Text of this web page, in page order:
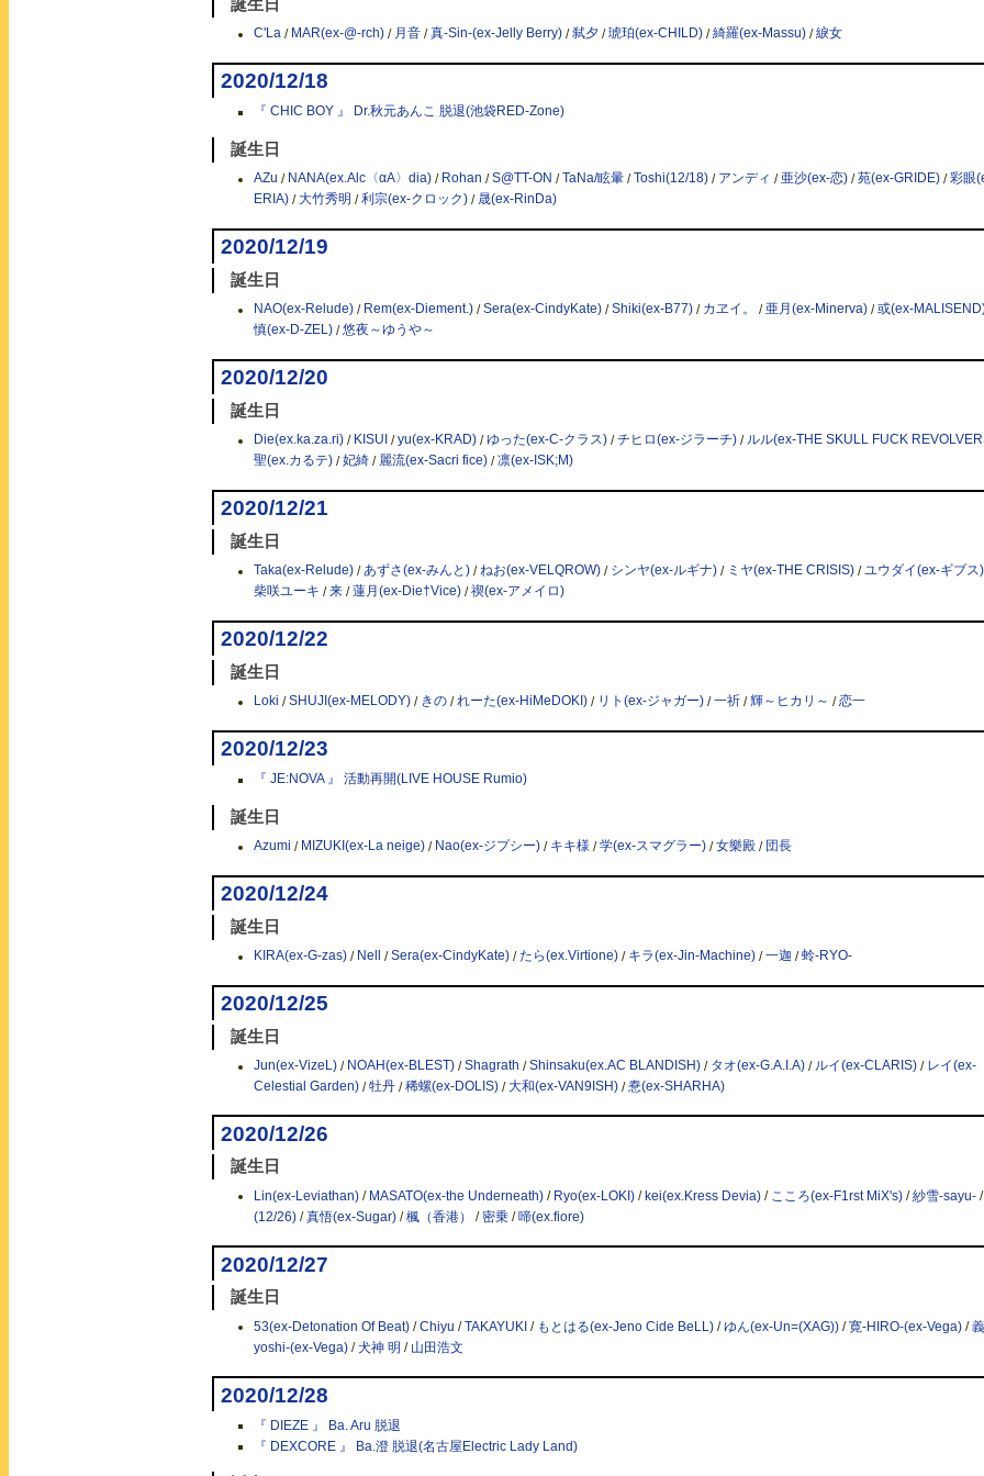
誕生日
C'La / MAR(ex-@-rch) / 月音 /真-Sin-(ex-Jelly Berry) /弑夕 /琥珀(ex-CHILD) /綺羅(ex-Massu) /綟女
2020/12/18
『 CHIC BOY 』 Dr.秋元あんこ 脱退(池袋RED-Zone)
誕生日
AZu / NANA(ex.Alc〈αA〉dia) / Rohan /S@TT-ON /TaNa/眩暈 /Toshi(12/18) / アンディ / 亜沙(ex-恋) /苑(ex-GRIDE) /彩眼
ERIA) /大竹秀明 /利宗(ex-クロック) / 晟(ex-RinDa)
2020/12/19
誕生日
NAO(ex-Relude) / Rem(ex-Diement.) /Sera(ex-CindyKate) /Shiki(ex-B77) / カヱイ。 / 亜月(ex-Minerva) /或(ex-
慎(ex-D-ZEL) /悠夜～ゆうや～
2020/12/20
誕生日
Die(ex.ka.za.ri) / KISUI /yu(ex-KRAD) /ゆった(ex-C-クラス) /チヒロ(ex-ジラーチ) / ルル(ex-THE SKULL FUCK
聖(ex.カるテ) /妃綺 / 麗流(ex-Sacri fice) /凛(ex-ISK;M)
2020/12/21
誕生日
Taka(ex-Relude) /あずさ(ex-みんと) /ねお(ex-VELQROW) / シンヤ(ex-ルギナ) / ミヤ(ex-THE CRISIS) /ユウダイ(ex-ギブス)
柴咲ユーキ /来 /蓮月(ex-Die†Vice) /禊(ex-アメイロ)
2020/12/22
誕生日
Loki /SHUJI(ex-MELODY) / きの /れーた(ex-HiMeDOKI) / リト(ex-ジャガー) /一祈 /輝～ヒカリ～ /恋一
2020/12/23
『 JE:NOVA 』 活動再開(LIVE HOUSE Rumio)
誕生日
Azumi / MIZUKI(ex-La neige) / Nao(ex-ジプシー) / キキ様 /学(ex-スマグラー) /女樂殿 / 団長
2020/12/24
誕生日
KIRA(ex-G-zas) / Nell /Sera(ex-CindyKate) /たら(ex.Virtione) / キラ(ex-Jin-Machine) /一迦 /蛉-RYO-
2020/12/25
誕生日
Jun(ex-VizeL) / NOAH(ex-BLEST) /Shagrath /Shinsaku(ex.AC BLANDISH) / タオ(ex-G.A.I.A) / ルイ(ex-CLARIS) / レイ(ex-
Celestial Garden) /牡丹 /稀螺(ex-DOLIS) /大和(ex-VAN9ISH) /惷(ex-SHARHA)
2020/12/26
誕生日
Lin(ex-Leviathan) / MASATO(ex-the Underneath) / Ryo(ex-LOKI) / kei(ex.Kress Devia) / こころ(ex-F1rst MiX's) /紗雪-sayu- /
(12/26) /真悟(ex-Sugar) /楓（香港） /密乗 /啼(ex.fiore)
2020/12/27
誕生日
53(ex-Detonation Of Beat) /Chiyu /TAKAYUKI / もとはる(ex-Jeno Cide BeLL) /ゆん(ex-Un=(XAG)) /寛-HIRO-(ex-Vega) /
yoshi-(ex-Vega) /犬神 明 / 山田浩文
2020/12/28
『 DIEZE 』 Ba. Aru 脱退
『 DEXCORE 』 Ba.澄 脱退(名古屋Electric Lady Land)